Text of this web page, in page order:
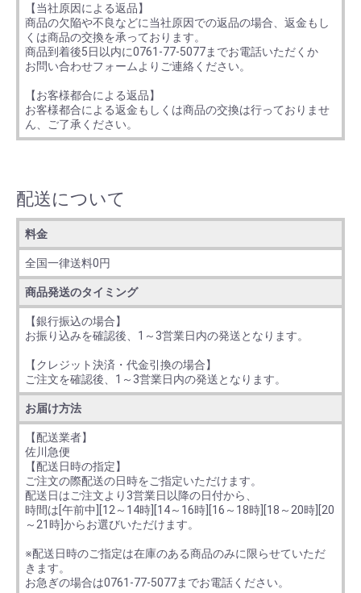
【当社原因による返品】
商品の欠陥や不良などに当社原因での返品の場合、返金もし
くは商品の交換を承っております。
商品到着後5日以内に0761-77-5077までお電話いただくか
お問い合わせフォームよりご連絡ください。
【お客様都合による返品】
お客様都合による返金もしくは商品の交換は行っておりませ
ん、ご了承ください。
配送について
料金
全国一律送料0円
商品発送のタイミング
【銀行振込の場合】
お振り込みを確認後、1～3営業日内の発送となります。
【クレジット決済・代金引換の場合】
ご注文を確認後、1～3営業日内の発送となります。
お届け方法
【配送業者】
佐川急便
【配送日時の指定】
ご注文の際配送の日時をご指定いただけます。
配送日はご注文より3営業日以降の日付から、
時間は[午前中][12～14時][14～16時][16～18時][18～20時][20
～21時]からお選びいただけます。
※配送日時のご指定は在庫のある商品のみに限らせていただ
きます。
お急ぎの場合は0761-77-5077までお電話ください。